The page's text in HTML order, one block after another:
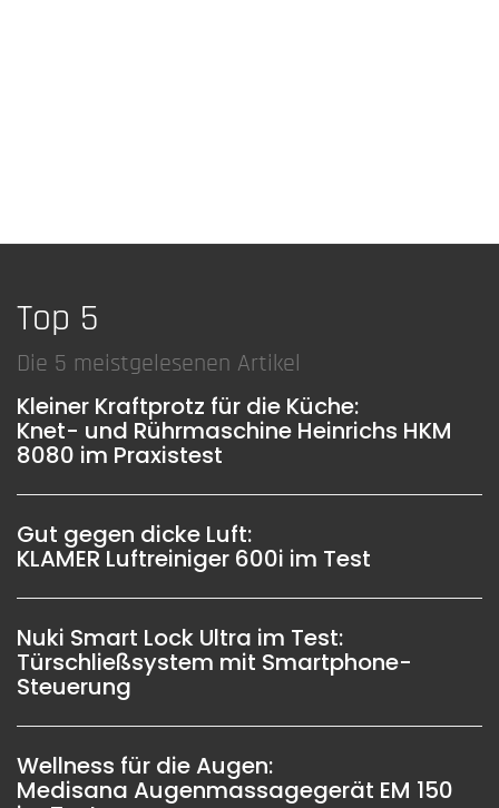
Top 5
Die 5 meistgelesenen Artikel
Kleiner Kraftprotz für die Küche:
Knet- und Rührmaschine Heinrichs HKM
8080 im Praxistest
Gut gegen dicke Luft:
KLAMER Luftreiniger 600i im Test
Nuki Smart Lock Ultra im Test:
Türschließsystem mit Smartphone-
Steuerung
Wellness für die Augen:
Medisana Augenmassagegerät EM 150